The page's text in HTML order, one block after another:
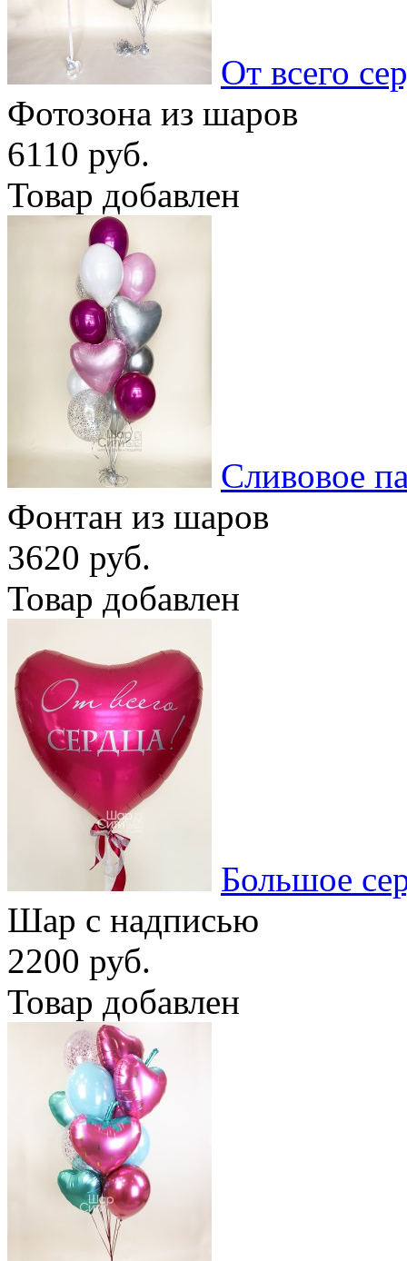
От всего
Фотозона из шаров
6110 руб.
Товар добавлен
Сливовое
Фонтан из шаров
3620 руб.
Товар добавлен
Большое
Шар с надписью
2200 руб.
Товар добавлен